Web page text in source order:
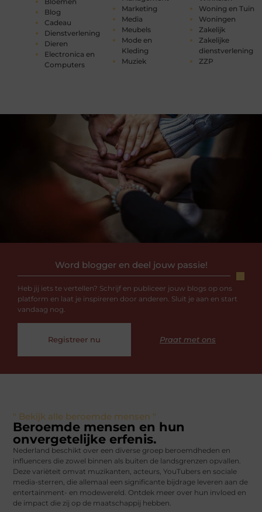
Blog
Cadeau
Dienstverlening
Dieren
Electronica en
Computers
Marketing
Media
Meubels
Mode en
Kleding
Muziek
Woning en Tuin
Woningen
Zakelijk
Zakelijke
dienstverlening
ZZP
Word blogger en deel jouw passie!
Heb jij iets te vertellen? Schrijf en publiceer jouw blogs op ons
platform en laat je inspireren door anderen. Sluit je aan en start
vandaag nog.
Registreer nu Praat met ons
" Bekijk alle beroemde mensen "
Beroemde mensen en hun
onvergetelijke erfenis.
Nederland beschikt over een diverse groep beroemdheden en
influencers die zowel binnen als buiten de landsgrenzen opvallen.
Deze variëteit omvat muzikanten, acteurs, YouTubers en sociale
media-sterren, die allemaal een significante bijdrage leveren aan de
entertainment- en modewereld. Ontdek meer over hun invloed en
de impact die zij op de maatschappij hebben.